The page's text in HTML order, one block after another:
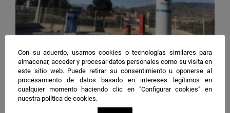
11 mar 2020
Almería | Energías Renovables, Movilidad
Una estación de servicio de Huércal de
Almería instala el primer punto de recarga
Con su acuerdo, usamos cookies o tecnologías similares para
almacenar, acceder y procesar datos personales como su visita en
este sitio web. Puede retirar su consentimiento u oponerse al
procesamiento de datos basado en intereses legítimos en
cualquier momento haciendo clic en "Configurar cookies" en
nuestra política de cookies.